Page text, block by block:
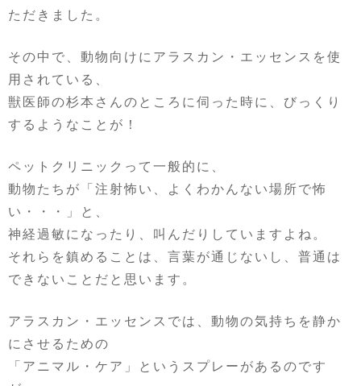
ただきました。
その中で、動物向けにアラスカン・エッセンスを使
用されている、
獣医師の杉本さんのところに伺った時に、びっくり
するようなことが！
ペットクリニックって一般的に、
動物たちが「注射怖い、よくわかんない場所で怖
い・・・」と、
神経過敏になったり、叫んだりしていますよね。
それらを鎮めることは、言葉が通じないし、普通は
できないことだと思います。
アラスカン・エッセンスでは、動物の気持ちを静か
にさせるための
「アニマル・ケア」というスプレーがあるのです